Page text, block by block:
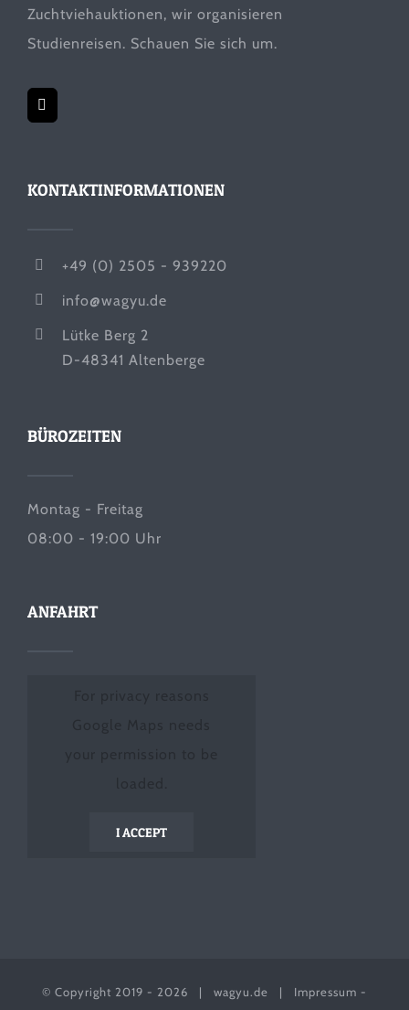
Zuchtviehauktionen, wir organisieren
Studienreisen. Schauen Sie sich um.
KONTAKTINFORMATIONEN
+49 (0) 2505 - 939220
info@wagyu.de
Lütke Berg 2
D-48341 Altenberge
BÜROZEITEN
Montag - Freitag
08:00 - 19:00 Uhr
ANFAHRT
I ACCEPT
© Copyright 2019 - 2026 | wagyu.de | Impressum -